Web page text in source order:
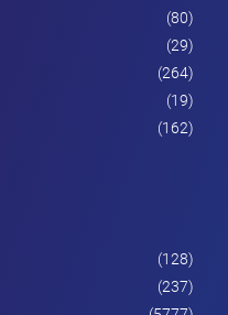
(80)
(29)
(264)
(19)
(162)
(128)
(237)